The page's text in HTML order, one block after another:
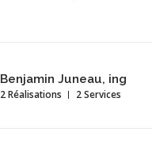
Benjamin Juneau, ing
2 Réalisations 2 Services